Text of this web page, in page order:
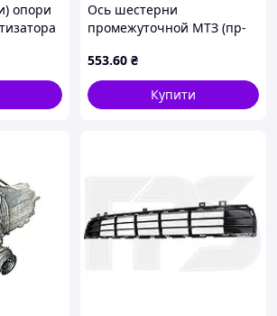
опори
Ось шестерни
промежуточной МТЗ (пр-
23181225299
553.60 ₴
Купити